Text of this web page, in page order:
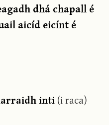
dhá chapall é
aicíd eicínt é
inti(i raca)